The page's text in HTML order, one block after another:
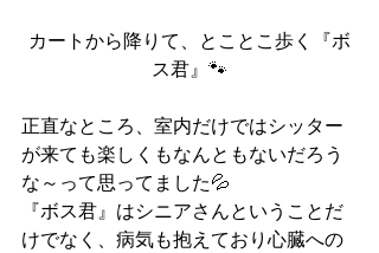
カートから降りて、とことこ歩く『ボ
ス君』🐾
正直なところ、室内だけではシッター
が来ても楽しくもなんともないだろう
な～って思ってました💦
『ボス君』はシニアさんということだ
けでなく、病気も抱えており心臓への